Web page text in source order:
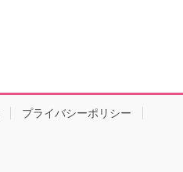
プライバシーポリシー